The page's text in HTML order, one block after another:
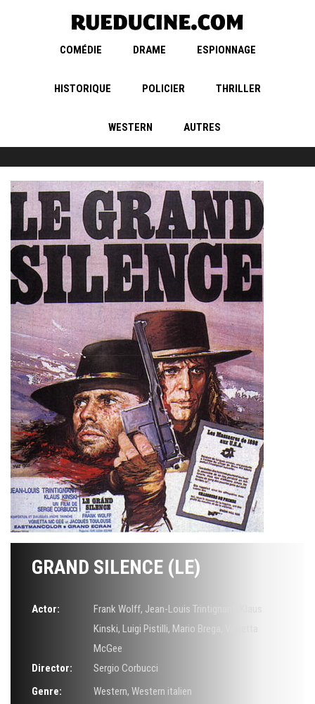
COMÉDIE DRAME ESPIONNAGE
HISTORIQUE POLICIER THRILLER
WESTERN AUTRES
GRAND SILENCE (LE)
Actor: Frank Wolff, Jean-Louis Trintignant
Kinski, Luigi Pistilli, Mario Brega
McGee
Director:
Sergio Corbucci
Genre:
Western, Western italien